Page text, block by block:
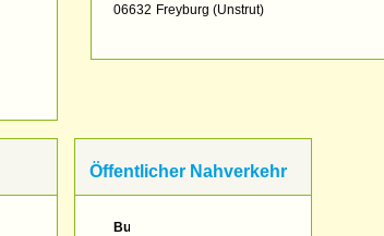
06632 Freyburg (Unstrut)
Öffentlicher Nahverkehr
Bus: